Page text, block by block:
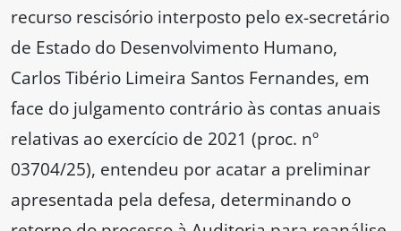
recurso rescisório interposto pelo ex-secretário
de Estado do Desenvolvimento Humano,
Carlos Tibério Limeira Santos Fernandes, em
face do julgamento contrário às contas anuais
relativas ao exercício de 2021 (proc. nº
03704/25), entendeu por acatar a preliminar
apresentada pela defesa, determinando o